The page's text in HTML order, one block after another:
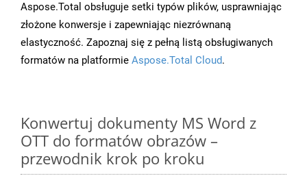
Aspose.Total obsługuje setki typów plików, usprawniając
złożone konwersje i zapewniając niezrównaną
elastyczność. Zapoznaj się z pełną listą obsługiwanych
formatów na platformie Aspose.Total Cloud.
Konwertuj dokumenty MS Word z
OTT do formatów obrazów –
przewodnik krok po kroku